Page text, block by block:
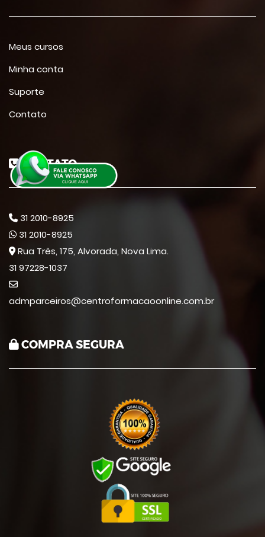
Meus cursos
Minha conta
Suporte
Contato
CONTATO
31 2010-8925
31 2010-8925
Rua Três, 175, Alvorada, Nova Lima.
31 97228-1037
admparceiros@centroformacaoonline.com.br
COMPRA SEGURA